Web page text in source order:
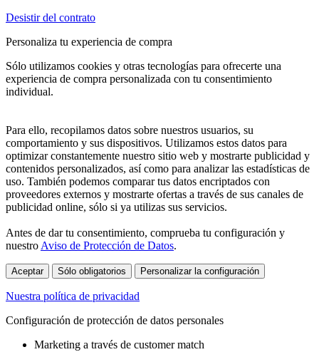
Desistir del contrato
Personaliza tu experiencia de compra
Sólo utilizamos cookies y otras tecnologías para ofrecerte una
experiencia de compra personalizada con tu consentimiento
individual.
Para ello, recopilamos datos sobre nuestros usuarios, su
comportamiento y sus dispositivos. Utilizamos estos datos para
optimizar constantemente nuestro sitio web y mostrarte publicidad y
contenidos personalizados, así como para analizar las estadísticas de
uso. También podemos comparar tus datos encriptados con
proveedores externos y mostrarte ofertas a través de sus canales de
publicidad online, sólo si ya utilizas sus servicios.
Antes de dar tu consentimiento, comprueba tu configuración y
nuestro Aviso de Protección de Datos.
Aceptar Sólo obligatorios Personalizar la configuración
Nuestra política de privacidad
Configuración de protección de datos personales
Marketing a través de customer match